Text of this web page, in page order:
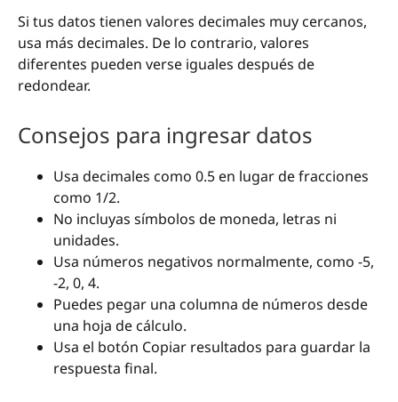
Si tus datos tienen valores decimales muy cercanos,
usa más decimales. De lo contrario, valores
diferentes pueden verse iguales después de
redondear.
Consejos para ingresar datos
Usa decimales como 0.5 en lugar de fracciones
como 1/2.
No incluyas símbolos de moneda, letras ni
unidades.
Usa números negativos normalmente, como -5,
-2, 0, 4.
Puedes pegar una columna de números desde
una hoja de cálculo.
Usa el botón Copiar resultados para guardar la
respuesta final.